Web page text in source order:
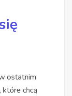
ostatnim
które chcą